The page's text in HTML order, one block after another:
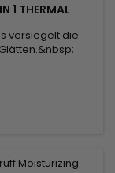
1 THERMAL
versiegelt die
und
durch
Vera, reich an
und den...